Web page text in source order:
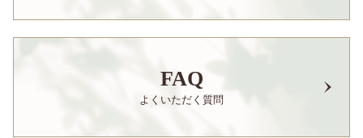
FAQ
よくいただく質問